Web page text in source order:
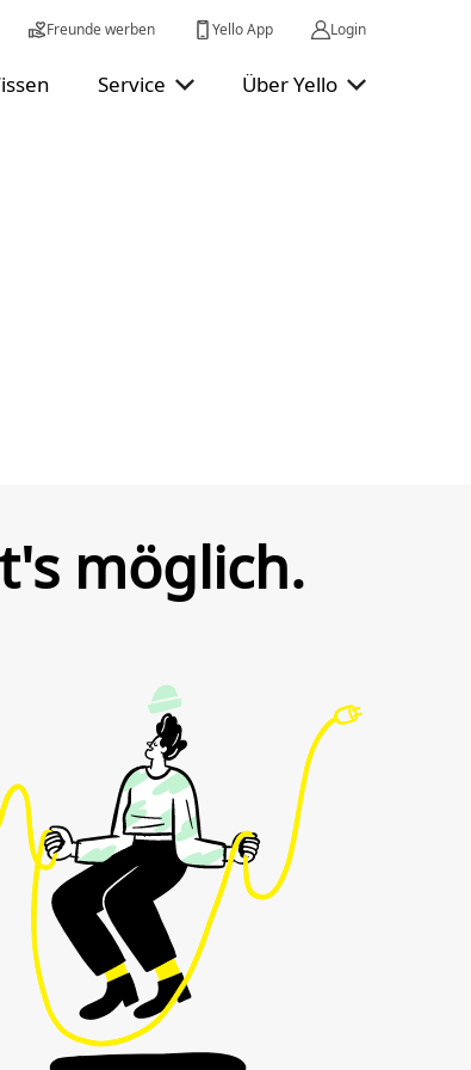
Freunde werben Yello App Login
Service Über Yello
möglich.